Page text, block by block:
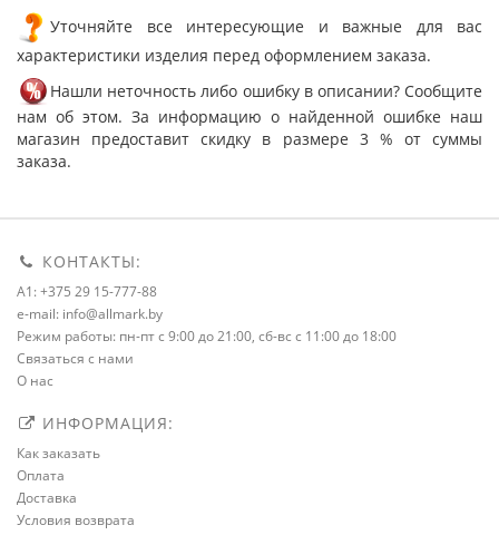
Уточняйте все интересующие и важные для вас
характеристики изделия перед оформлением заказа.
Нашли неточность либо ошибку в описании? Сообщите
нам об этом. За информацию о найденной ошибке наш
магазин предоставит скидку в размере 3 % от суммы
заказа.
КОНТАКТЫ:
A1: +375 29 15-777-88
e-mail: info@allmark.by
Режим работы: пн-пт с 9:00 до 21:00, сб-вс с 11:00 до 18:00
Связаться с нами
О нас
ИНФОРМАЦИЯ:
Как заказать
Оплата
Доставка
Условия возврата